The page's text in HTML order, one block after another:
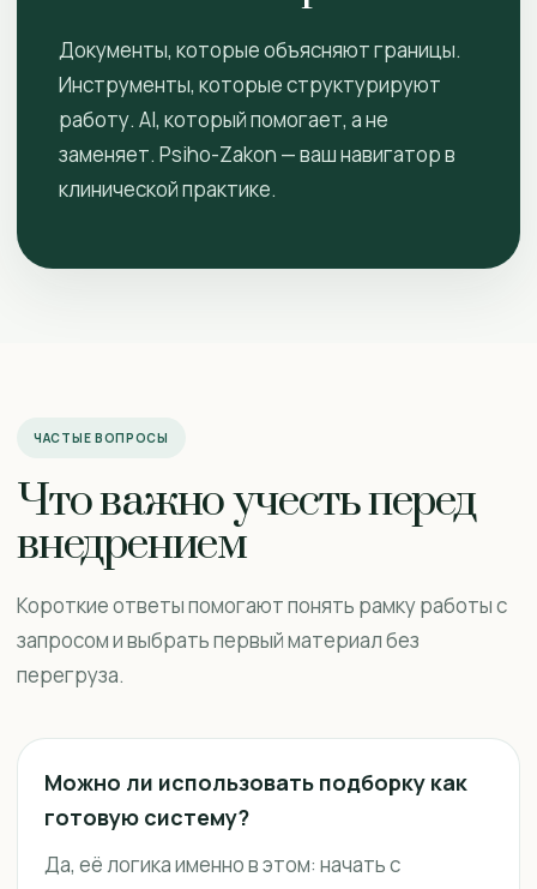
Документы, которые объясняют границы.
Инструменты, которые структурируют
работу. AI, который помогает, а не
заменяет. Psiho-Zakon — ваш навигатор в
клинической практике.
ЧАСТЫЕ ВОПРОСЫ
Что важно учесть перед
внедрением
Короткие ответы помогают понять рамку работы с
запросом и выбрать первый материал без
перегруза.
Можно ли использовать подборку как
готовую систему?
Да, её логика именно в этом: начать с